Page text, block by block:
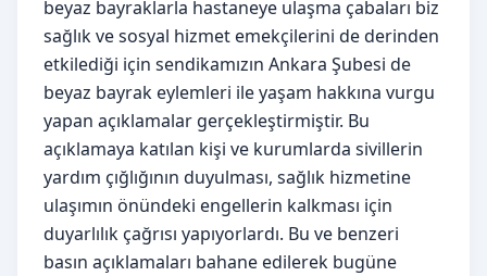
beyaz bayraklarla hastaneye ulaşma çabaları biz
sağlık ve sosyal hizmet emekçilerini de derinden
etkilediği için sendikamızın Ankara Şubesi de
beyaz bayrak eylemleri ile yaşam hakkına vurgu
yapan açıklamalar gerçekleştirmiştir. Bu
açıklamaya katılan kişi ve kurumlarda sivillerin
yardım çığlığının duyulması, sağlık hizmetine
ulaşımın önündeki engellerin kalkması için
duyarlılık çağrısı yapıyorlardı. Bu ve benzeri
basın açıklamaları bahane edilerek bugüne